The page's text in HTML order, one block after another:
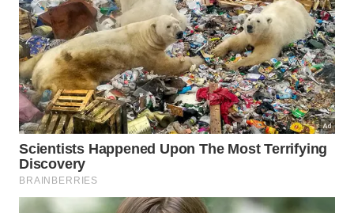
Venda Nova do Imigrante. Sua história começou em
1888 através de um imigrante italiano e atualmente
recebe seus visitantes em um tour que mostra parte
do processo produtivo da fazenda. Vale entrar na
lojinha e conferir os excelentes embutidos, queijos,
doces e cafés especiais feitos por eles.